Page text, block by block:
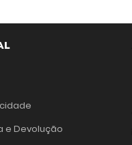
e Devolução